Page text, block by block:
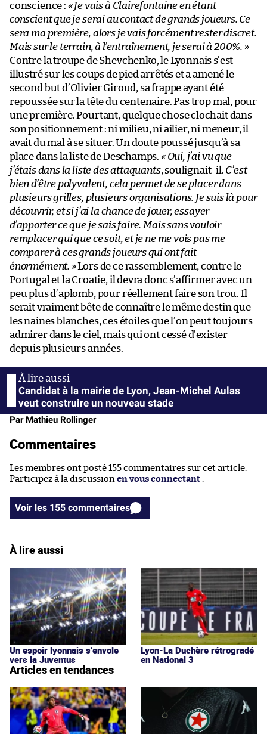
conscience : « Je vais à Clairefontaine en étant
conscient que je serai au contact de grands joueurs. Ce
sera ma première, alors je vais forcément rester discret.
Mais sur le terrain, à l’entraînement, je serai à 200%. »
Contre la troupe de Shevchenko, le Lyonnais s’est
illustré sur les coups de pied arrêtés et a amené le
second but d’Olivier Giroud, sa frappe ayant été
repoussée sur la tête du centenaire. Pas trop mal, pour
une première. Pourtant, quelque chose clochait dans
son positionnement : ni milieu, ni ailier, ni meneur, il
avait du mal à se situer. Un doute poussé jusqu’à sa
place dans la liste de Deschamps. « Oui, j’ai vu que
j’étais dans la liste des attaquants, soulignait-il. C’est
bien d’être polyvalent, cela permet de se placer dans
plusieurs grilles, plusieurs organisations. Je suis là pour
découvrir, et si j’ai la chance de jouer, essayer
d’apporter ce que je sais faire. Mais sans vouloir
remplacer qui que ce soit, et je ne me vois pas me
comparer à ces grands joueurs qui ont fait
énormément. »Lors de ce rassemblement, contre le
Portugal et la Croatie, il devra donc s’affirmer avec un
peu plus d’aplomb, pour réellement faire son trou. Il
serait vraiment bête de connaître le même destin que
les naines blanches, ces étoiles que l’on peut toujours
admirer dans le ciel, mais qui ont cessé d’exister
depuis plusieurs années.
Candidat à la mairie de Lyon, Jean-Michel Aulas
veut construire un nouveau stade
Par Mathieu Rollinger
Commentaires
Les membres ont posté 155 commentaires sur cet article.
Participez à la discussion en vous connectant .
Voir les 155 commentaires
À lire aussi
Un espoir lyonnais s’envole
vers la Juventus
Lyon-La Duchère rétrogradé
en National 3
Articles en tendances